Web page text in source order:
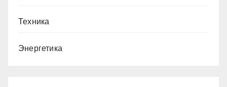
Техника
Энергетика